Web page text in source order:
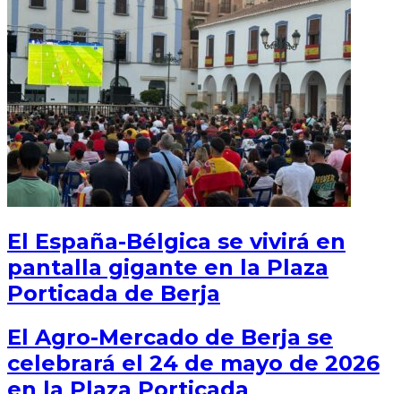
El España-Bélgica se vivirá en
pantalla gigante en la Plaza
Porticada de Berja
El Agro-Mercado de Berja se
celebrará el 24 de mayo de 2026
en la Plaza Porticada